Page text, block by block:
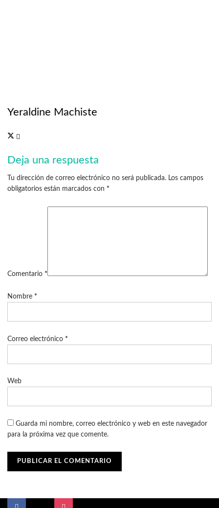
Yeraldine Machiste
Deja una respuesta
Tu dirección de correo electrónico no será publicada. Los campos
obligatorios están marcados con *
Comentario *
Nombre *
Correo electrónico *
Web
Guarda mi nombre, correo electrónico y web en este navegador
para la próxima vez que comente.